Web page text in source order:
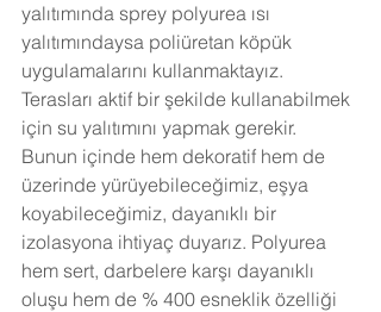
yalıtımında sprey polyurea ısı
yalıtımındaysa poliüretan köpük
uygulamalarını kullanmaktayız.
Terasları aktif bir şekilde kullanabilmek
için su yalıtımını yapmak gerekir.
Bunun içinde hem dekoratif hem de
üzerinde yürüyebileceğimiz, eşya
koyabileceğimiz, dayanıklı bir
izolasyona ihtiyaç duyarız. Polyurea
hem sert, darbelere karşı dayanıklı
oluşu hem de % 400 esneklik özelliği